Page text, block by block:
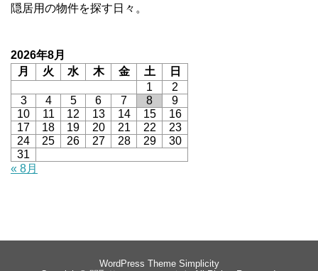
隠居用の物件を探す日々。
2026年8月
月
火 水 木 金 土
日
1
2
3
4 5 6 7 8
9
10
11 12 13 14 15
16
17
18 19 20 21 22
23
24
25 26 27 28 29
30
31
« 8月
WordPress Theme Simplicity